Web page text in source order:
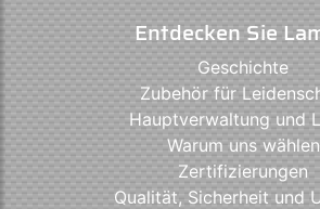
Entdecken Sie
Geschichte
Zubehör für
Hauptverwaltung und
Warum uns wählen
Zertifizierungen
Qualität, Sicherheit und